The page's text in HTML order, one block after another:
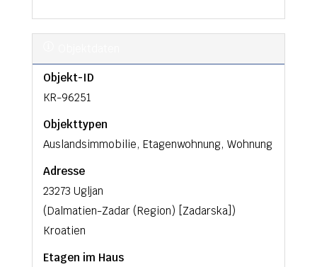
Objekt-ID
KR-96251
Objekttypen
Auslandsimmobilie, Etagenwohnung, Wohnung
Adresse
23273 Ugljan
(Dalmatien-Zadar (Region) [Zadarska])
Kroatien
Etagen im Haus